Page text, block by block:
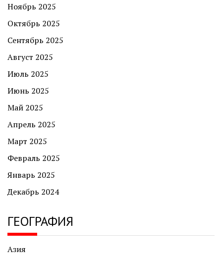
Ноябрь 2025
Октябрь 2025
Сентябрь 2025
Август 2025
Июль 2025
Июнь 2025
Май 2025
Апрель 2025
Март 2025
Февраль 2025
Январь 2025
Декабрь 2024
ГЕОГРАФИЯ
Азия